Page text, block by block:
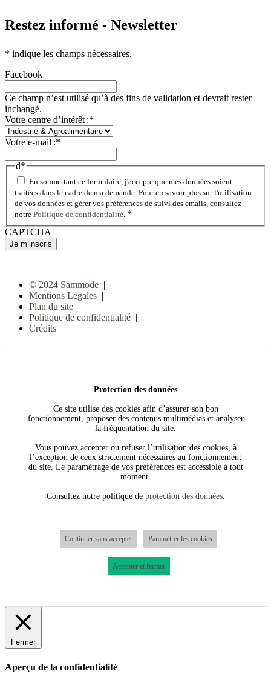
Restez informé - Newsletter
* indique les champs nécessaires.
Facebook
Ce champ n’est utilisé qu’à des fins de validation et devrait rester
inchangé.
Votre centre d’intérêt :*
Votre e-mail :*
d*
En soumettant ce formulaire, j'accepte que mes données soient
traitées dans le cadre de ma demande. Pour en savoir plus sur l'utilisation
de vos données et gérer vos préférences de suivi des emails, consultez
notre Politique de confidentialité. *
CAPTCHA
© 2024 Sammode |
Mentions Légales |
Plan du site |
Politique de confidentialité |
Crédits |
Protection des données
Ce site utilise des cookies afin d’assurer son bon
fonctionnement, proposer des contenus multimédias et analyser
la fréquentation du site.
Vous pouvez accepter ou refuser l’utilisation des cookies, à
l’exception de ceux strictement nécessaires au fonctionnement
du site. Le paramétrage de vos préférences est accessible à tout
moment.
Consultez notre politique de protection des données.
Continuer sans accepter Paramétrer les cookies
Accepter et fermer
Fermer
Aperçu de la confidentialité